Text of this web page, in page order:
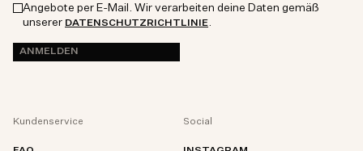
Angebote per E-Mail. Wir verarbeiten deine Daten gemäß
unserer DATENSCHUTZRICHTLINIE
ANMELDEN
Kundenservice Social